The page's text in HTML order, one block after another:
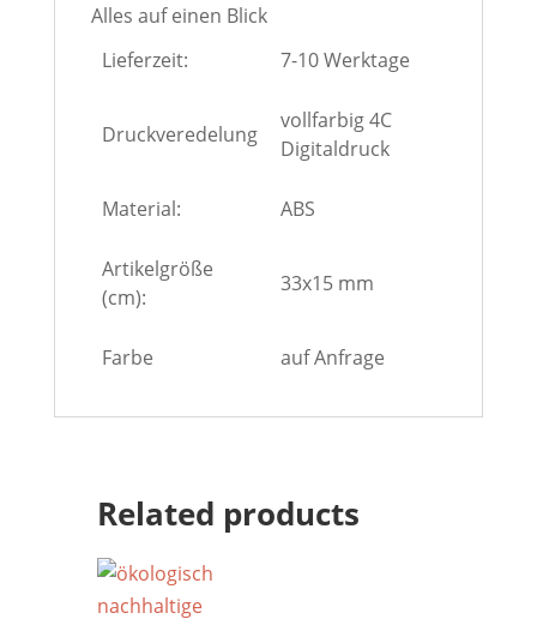
Alles auf einen Blick
Lieferzeit:
7-10 Werktage
Druckveredelung
vollfarbig 4C
Digitaldruck
Material: ABS
Artikelgröße
(cm):
33x15 mm
Farbe auf Anfrage
Related products